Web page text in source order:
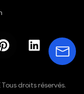
droits réservés.